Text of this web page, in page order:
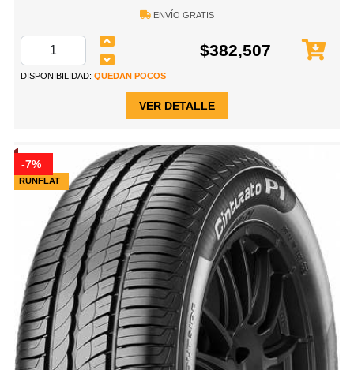
ENVÍO GRATIS
$382,507
DISPONIBILIDAD: QUEDAN POCOS
VER DETALLE
RUNFLAT
-7%